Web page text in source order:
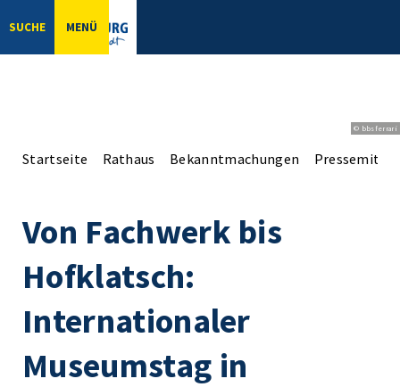
SUCHE MENÜ
© bbsferrari
Startseite Rathaus Bekanntmachungen
Von Fachwerk bis
Hofklatsch:
Internationaler
Museumstag in